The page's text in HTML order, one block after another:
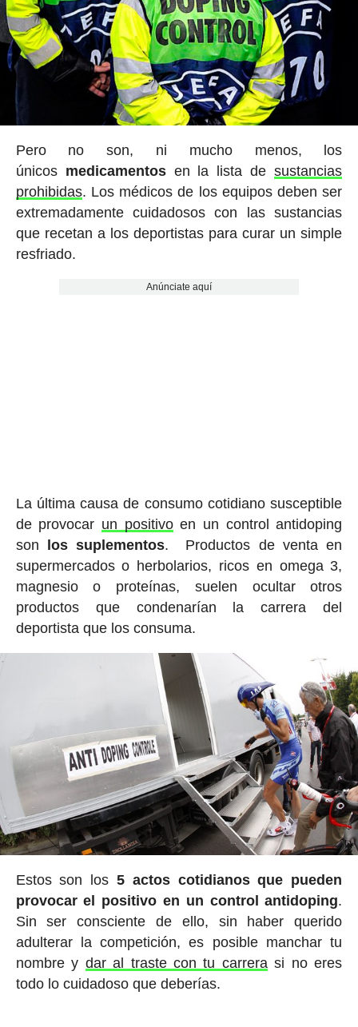
Pero no son, ni mucho menos, los
únicos medicamentosen la lista desustancias
prohibidas. Los médicos de los equipos deben ser
extremadamente cuidadosos con las sustancias
que recetan a los deportistas para curar un simple
resfriado.
Anúnciate aquí
La última causa de consumo cotidiano susceptible
de provocar un positivoen un control antidoping
son
los suplementos. Productos de venta en
supermercados o herbolarios, ricos en omega 3,
magnesio o proteínas, suelen ocultar otros
productos que condenarían la carrera del
deportista que los consuma.
Estos son los5 actos cotidianos que pueden
provocar el positivo en un control antidoping.
Sin ser consciente de ello, sin haber querido
adulterar la competición, es posible manchar tu
nombre y dar al traste con tu carrerasi no eres
todo lo cuidadoso que deberías.